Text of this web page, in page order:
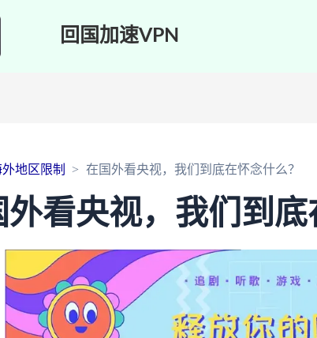
回国加速VPN
外地区限制 在国外看央视，我们到底在怀念什么？
外看央视，我们到底